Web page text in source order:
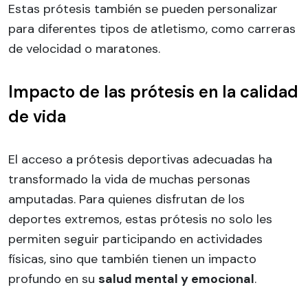
Estas prótesis también se pueden personalizar
para diferentes tipos de atletismo, como carreras
de velocidad o maratones.
Impacto de las prótesis en la calidad
de vida
El acceso a prótesis deportivas adecuadas ha
transformado la vida de muchas personas
amputadas. Para quienes disfrutan de los
deportes extremos, estas prótesis no solo les
permiten seguir participando en actividades
físicas, sino que también tienen un impacto
profundo en su salud mental y emocional.